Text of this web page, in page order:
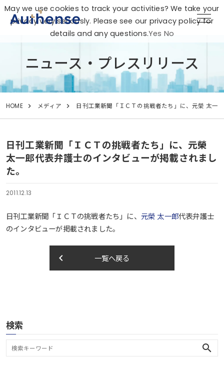
ニュース・プレスリリース
HOME メディア 日刊工業新聞「ＩＣＴの挑戦者たち」に、元榮 太一
日刊工業新聞「ＩＣＴの挑戦者たち」に、元榮
太一郎代表弁護士のインタビューが掲載されまし
た。
2011.12.13
日刊工業新聞「ＩＣＴの挑戦者たち」に、 元榮 太一郎代表弁護士
のインタビューが掲載されました。
一覧へ戻る
keyboard_arrow_left
検索
search
May we use cookies to track your activities? We take your
privacy very seriously. Please see our privacy policy for
details and any questions.Yes No